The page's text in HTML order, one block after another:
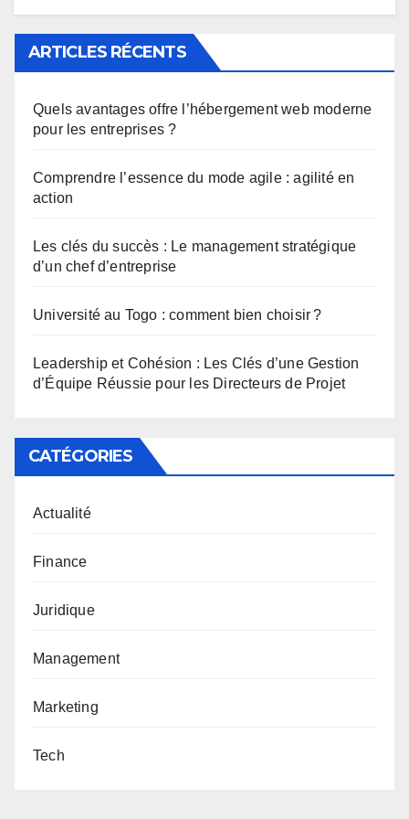
ARTICLES RÉCENTS
Quels avantages offre l’hébergement web moderne
pour les entreprises ?
Comprendre l’essence du mode agile : agilité en
action
Les clés du succès : Le management stratégique
d’un chef d’entreprise
Université au Togo : comment bien choisir ?
Leadership et Cohésion : Les Clés d’une Gestion
d’Équipe Réussie pour les Directeurs de Projet
CATÉGORIES
Actualité
Finance
Juridique
Management
Marketing
Tech